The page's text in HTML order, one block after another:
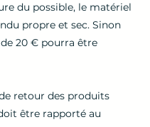
du possible, le matériel
propre et sec. Sinon
20 € pourra être
retour des produits
être rapporté au